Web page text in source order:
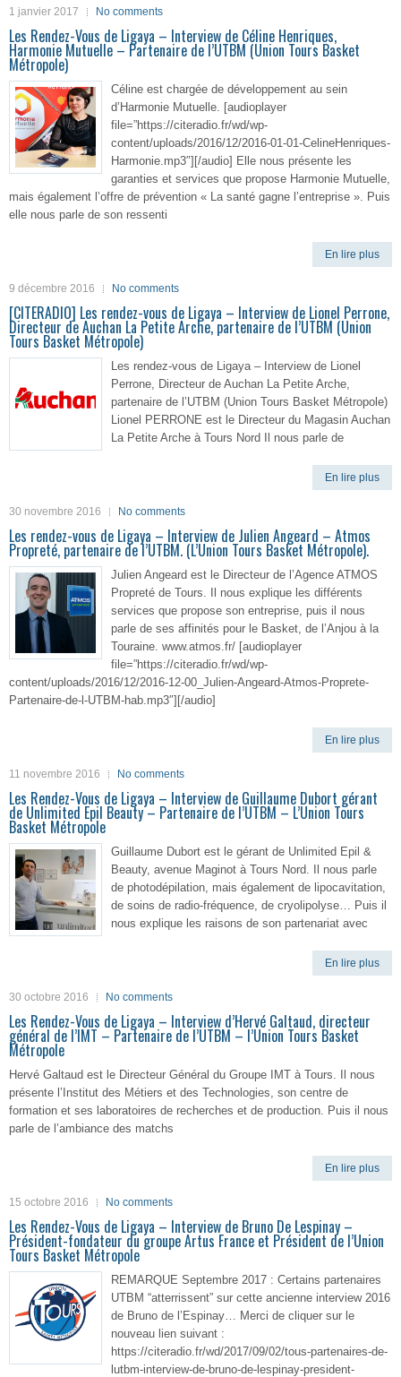
1 janvier 2017 No comments
Les Rendez-Vous de Ligaya – Interview de Céline Henriques,
Harmonie Mutuelle – Partenaire de l’UTBM (Union Tours Basket
Métropole)
Céline est chargée de développement au sein
d’Harmonie Mutuelle. [audioplayer
file=”https://citeradio.fr/wd/wp-
content/uploads/2016/12/2016-01-01-CelineHenriques-
Harmonie.mp3″][/audio] Elle nous présente les
garanties et services que propose Harmonie Mutuelle,
mais également l’offre de prévention « La santé gagne l’entreprise ». Puis
elle nous parle de son ressenti
En lire plus
9 décembre 2016 No comments
[CITERADIO] Les rendez-vous de Ligaya – Interview de Lionel Perrone,
Directeur de Auchan La Petite Arche, partenaire de l’UTBM (Union
Tours Basket Métropole)
Les rendez-vous de Ligaya – Interview de Lionel
Perrone, Directeur de Auchan La Petite Arche,
partenaire de l’UTBM (Union Tours Basket Métropole)
Lionel PERRONE est le Directeur du Magasin Auchan
La Petite Arche à Tours Nord Il nous parle de
En lire plus
30 novembre 2016 No comments
Les rendez-vous de Ligaya – Interview de Julien Angeard – Atmos
Propreté, partenaire de l’UTBM. (L’Union Tours Basket Métropole).
Julien Angeard est le Directeur de l’Agence ATMOS
Propreté de Tours. Il nous explique les différents
services que propose son entreprise, puis il nous
parle de ses affinités pour le Basket, de l’Anjou à la
Touraine. www.atmos.fr/ [audioplayer
file=”https://citeradio.fr/wd/wp-
content/uploads/2016/12/2016-12-00_Julien-Angeard-Atmos-Proprete-
Partenaire-de-l-UTBM-hab.mp3″][/audio]
En lire plus
11 novembre 2016 No comments
Les Rendez-Vous de Ligaya – Interview de Guillaume Dubort gérant
de Unlimited Epil Beauty – Partenaire de l’UTBM – L’Union Tours
Basket Métropole
Guillaume Dubort est le gérant de Unlimited Epil &
Beauty, avenue Maginot à Tours Nord. Il nous parle
de photodépilation, mais également de lipocavitation,
de soins de radio-fréquence, de cryolipolyse… Puis il
nous explique les raisons de son partenariat avec
En lire plus
30 octobre 2016 No comments
Les Rendez-Vous de Ligaya – Interview d’Hervé Galtaud, directeur
général de l’IMT – Partenaire de l’UTBM – l’Union Tours Basket
Métropole
Hervé Galtaud est le Directeur Général du Groupe IMT à Tours. Il nous
présente l’Institut des Métiers et des Technologies, son centre de
formation et ses laboratoires de recherches et de production. Puis il nous
parle de l’ambiance des matchs
En lire plus
15 octobre 2016 No comments
Les Rendez-Vous de Ligaya – Interview de Bruno De Lespinay –
Président-fondateur du groupe Artus France et Président de l’Union
Tours Basket Métropole
REMARQUE Septembre 2017 : Certains partenaires
UTBM “atterrissent” sur cette ancienne interview 2016
de Bruno de l’Espinay… Merci de cliquer sur le
nouveau lien suivant :
https://citeradio.fr/wd/2017/09/02/tous-partenaires-de-
lutbm-interview-de-bruno-de-lespinay-president-